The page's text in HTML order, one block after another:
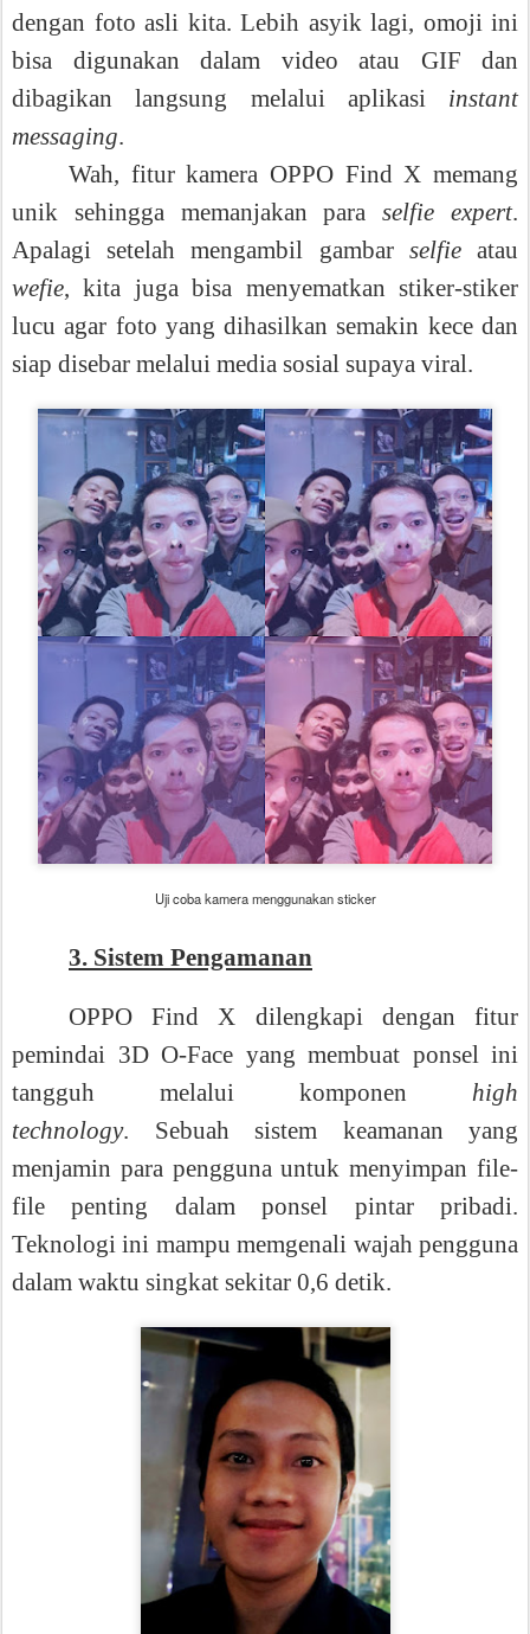
dengan foto asli kita. Lebih asyik lagi, omoji ini
bisa digunakan dalam video atau GIF dan
dibagikan langsung melalui aplikasi instant
messaging.
Wah, fitur kamera OPPO Find X memang
unik sehingga memanjakan paraselfie expert.
Apalagi setelah mengambil gambar selfieatau
wefie, kita juga bisa menyematkan stiker-stiker
lucu agar foto yang dihasilkan semakin kece dan
siap disebar melalui media sosial supaya viral.
Uji coba kamera menggunakan sticker
3. Sistem Pengamanan
OPPO Find X dilengkapi dengan fitur
pemindai 3D O-Face yang membuat ponsel ini
tangguh melalui komponen high
technology. Sebuah sistem keamanan yang
menjamin para pengguna untuk menyimpan file-
file penting dalam ponsel pintar pribadi.
Teknologi ini mampu memgenali wajah pengguna
dalam waktu singkat sekitar 0,6 detik.